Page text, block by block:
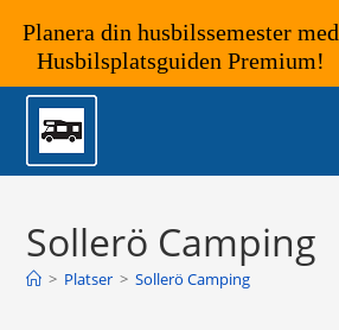
Hoppa
innehållet
Sollerö Camping
> Platser > Sollerö Camping
Planera din husbilssemester med
Husbilsplatsguiden Premium!